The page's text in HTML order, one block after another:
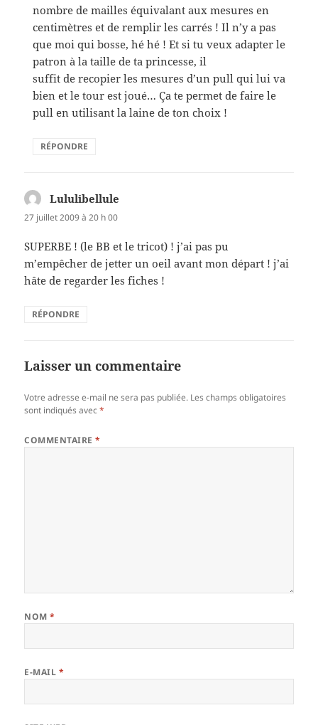
nombre de mailles équivalant aux mesures en
centimètres et de remplir les carrés ! Il n’y a pas
que moi qui bosse, hé hé ! Et si tu veux adapter le
patron à la taille de ta princesse, il
suffit de recopier les mesures d’un pull qui lui va
bien et le tour est joué… Ça te permet de faire le
pull en utilisant la laine de ton choix !
RÉPONDRE
Lululibellule
27 juillet 2009 à 20 h 00
SUPERBE ! (le BB et le tricot) ! j’ai pas pu
m’empêcher de jetter un oeil avant mon départ ! j’ai
hâte de regarder les fiches !
RÉPONDRE
Laisser un commentaire
Votre adresse e-mail ne sera pas publiée. Les champs obligatoires
sont indiqués avec*
COMMENTAIRE*
NOM*
E-MAIL *